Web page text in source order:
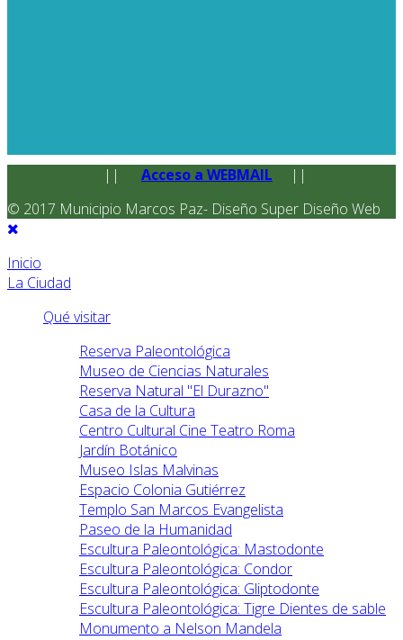
|| Acceso a WEBMAIL
||
© 2017 Municipio Marcos Paz- Diseño Super Diseño Web
Inicio
La Ciudad
Qué visitar
Reserva Paleontológica
Museo de Ciencias Naturales
Reserva Natural "El Durazno"
Casa de la Cultura
Centro Cultural Cine Teatro Roma
Jardín Botánico
Museo Islas Malvinas
Espacio Colonia Gutiérrez
Templo San Marcos Evangelista
Paseo de la Humanidad
Escultura Paleontológica: Mastodonte
Escultura Paleontológica: Condor
Escultura Paleontológica: Gliptodonte
Escultura Paleontológica: Tigre Dientes de sable
Monumento a Nelson Mandela